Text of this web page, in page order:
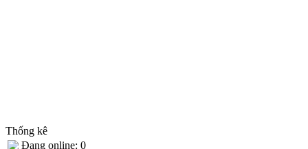
Thống kê
Đang online: 0